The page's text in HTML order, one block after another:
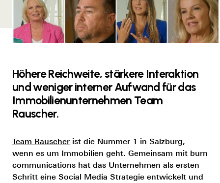
Höhere Reichweite, stärkere Interaktion
und weniger interner Aufwand für das
Immobilienunternehmen Team
Rauscher.
Team Rauscher ist die Nummer 1 in Salzburg,
wenn es um Immobilien geht. Gemeinsam mit burn
communications hat das Unternehmen als ersten
Schritt eine Social Media Strategie entwickelt und